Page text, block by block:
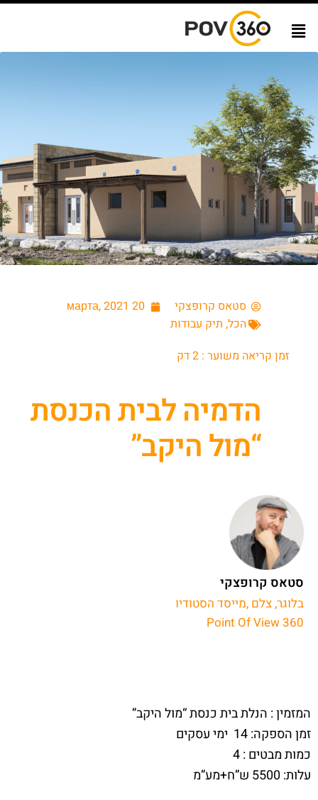
סטאס קרופצקי
20 марта, 2021
הכל, תיק עבודות
זמן קריאה משוער : 2דק
הדמיה לבית הכנסת
“מול היקב”
סטאס קרופצקי
בלוגר, צלם ,מייסד הסטודיו
Point Of View 360
המזמין : הנלת בית כנסת “מול היקב”
זמן הספקה: 14 ימי עסקים
כמות מבטים : 4
עלות: 5500 ש”ח+מע”מ